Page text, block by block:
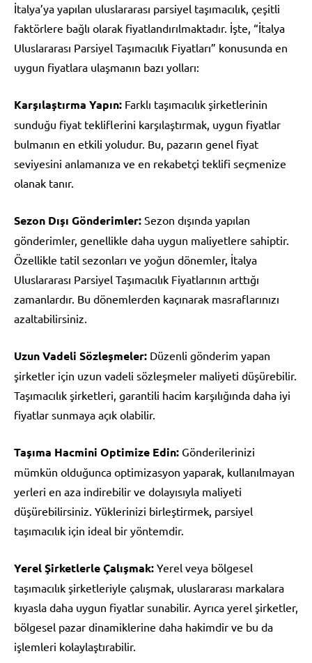
İtalya’ya yapılan uluslararası parsiyel taşımacılık, çeşitli
faktörlere bağlı olarak fiyatlandırılmaktadır. İşte, “İtalya
Uluslararası Parsiyel Taşımacılık Fiyatları” konusunda en
uygun fiyatlara ulaşmanın bazı yolları:
Karşılaştırma Yapın: Farklı taşımacılık şirketlerinin
sunduğu fiyat tekliflerini karşılaştırmak, uygun fiyatlar
bulmanın en etkili yoludur. Bu, pazarın genel fiyat
seviyesini anlamanıza ve en rekabetçi teklifi seçmenize
olanak tanır.
Sezon Dışı Gönderimler: Sezon dışında yapılan
gönderimler, genellikle daha uygun maliyetlere sahiptir.
Özellikle tatil sezonları ve yoğun dönemler, İtalya
Uluslararası Parsiyel Taşımacılık Fiyatlarının arttığı
zamanlardır. Bu dönemlerden kaçınarak masraflarınızı
azaltabilirsiniz.
Uzun Vadeli Sözleşmeler: Düzenli gönderim yapan
şirketler için uzun vadeli sözleşmeler maliyeti düşürebilir.
Taşımacılık şirketleri, garantili hacim karşılığında daha iyi
fiyatlar sunmaya açık olabilir.
Taşıma Hacmini Optimize Edin: Gönderilerinizi
mümkün olduğunca optimizasyon yaparak, kullanılmayan
yerleri en aza indirebilir ve dolayısıyla maliyeti
düşürebilirsiniz. Yüklerinizi birleştirmek, parsiyel
taşımacılık için ideal bir yöntemdir.
Yerel Şirketlerle Çalışmak: Yerel veya bölgesel
taşımacılık şirketleriyle çalışmak, uluslararası markalara
kıyasla daha uygun fiyatlar sunabilir. Ayrıca yerel şirketler,
bölgesel pazar dinamiklerine daha hakimdir ve bu da
işlemleri kolaylaştırabilir.